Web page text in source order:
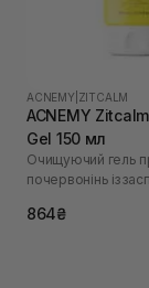
ACNEMY ZITCALM
ACNEMY
Gel 150 мл
Очищуючий гель
почервонінь із
864₴